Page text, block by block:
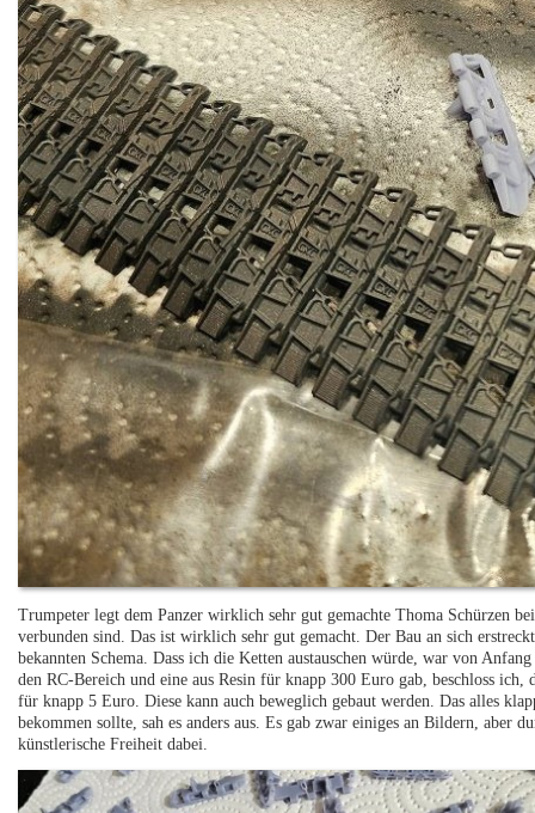
Trumpeter legt dem Panzer wirklich sehr gut gemachte Thoma Schürzen
verbunden sind. Das ist wirklich sehr gut gemacht. Der Bau an sich
bekannten Schema. Dass ich die Ketten austauschen würde, war von
den RC-Bereich und eine aus Resin für knapp 300 Euro gab, beschloss
für knapp 5 Euro. Diese kann auch beweglich gebaut werden. Das alles
bekommen sollte, sah es anders aus. Es gab zwar einiges an Bildern, aber
künstlerische Freiheit dabei.